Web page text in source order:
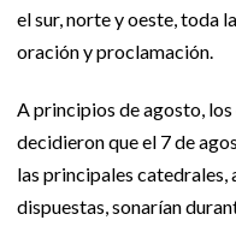
el sur, norte y oeste, toda
oración y proclamación.
A principios de agosto,
decidieron que el 7 de
las principales catedrales,
dispuestas, sonarían